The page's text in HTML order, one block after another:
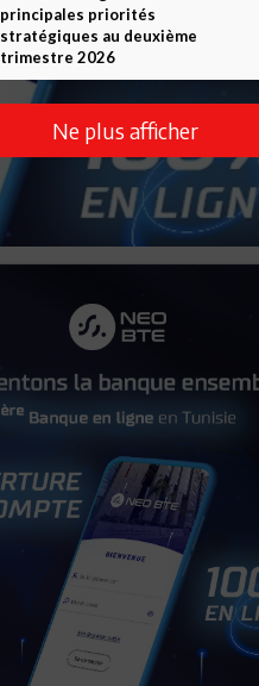
principales priorités
stratégiques au deuxième
trimestre 2026
Ne plus afficher